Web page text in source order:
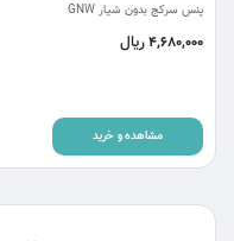
پنس سرکج بدون شیار GNW
4,680,000ریال
مشاهده و خرید